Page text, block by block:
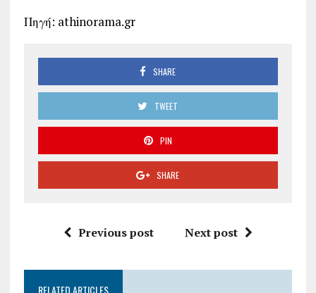
Πηγή: athinorama.gr
SHARE
TWEET
PIN
SHARE
Previous post Next post
RELATED ARTICLES